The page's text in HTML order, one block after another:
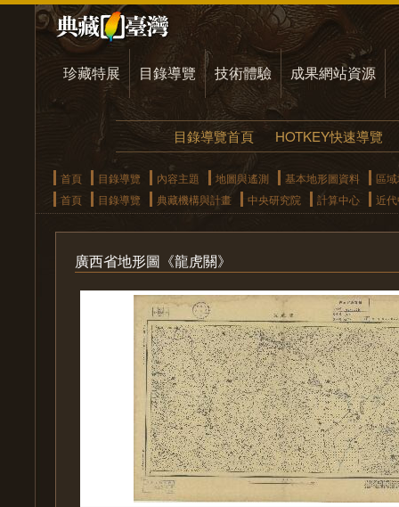
珍藏特展 目錄導覽 技術體驗 成果網站資源
目錄導覽首頁 HOTKEY快速導覽
首頁 目錄導覽 內容主題 地圖與遙測 基本地形圖資料
區
首頁
目錄導覽 典藏機構與計畫 中央研究院 計算中心 近
廣西省地形圖《龍虎關》